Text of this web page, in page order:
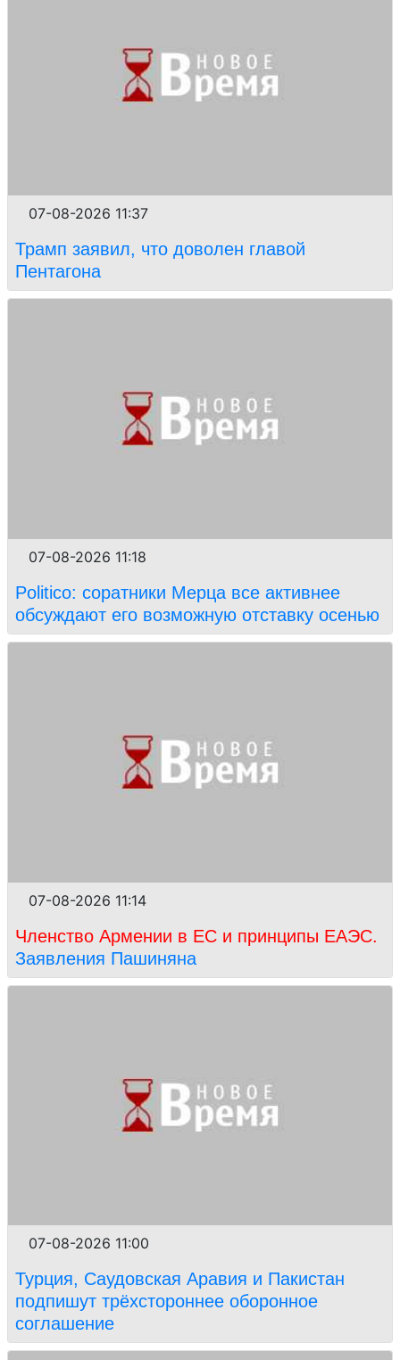
07-08-2026 11:37
Трамп заявил, что доволен главой
Пентагона
07-08-2026 11:18
Politico: соратники Мерца все активнее
обсуждают его возможную отставку осенью
07-08-2026 11:14
Членство Армении в ЕС и принципы ЕАЭС.
Заявления Пашиняна
07-08-2026 11:00
Турция, Саудовская Аравия и Пакистан
подпишут трёхстороннее оборонное
соглашение